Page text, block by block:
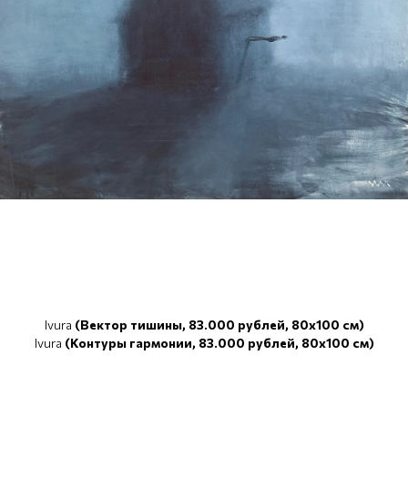
Ivura (Вектор тишины, 83.000 рублей, 80x100 см)
Ivura (Контуры гармонии, 83.000 рублей, 80x100 см)